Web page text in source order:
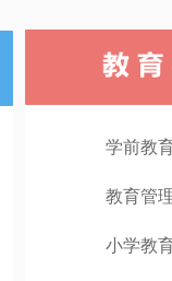
学前教
教育管
小学教